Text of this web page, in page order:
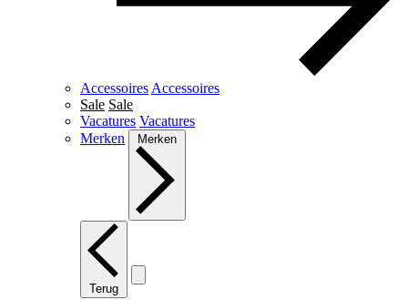
Accessoires Accessoires
Sale Sale
Vacatures Vacatures
Merken
Merken
Terug